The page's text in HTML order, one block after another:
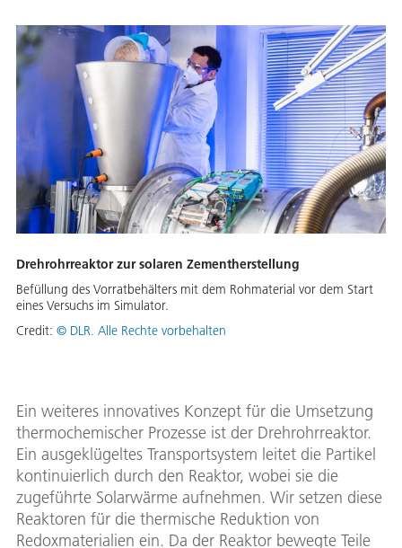
Drehrohrreaktor zur solaren Zementherstellung
Befüllung des Vorratbehälters mit dem Rohmaterial vor dem Start
eines Versuchs im Simulator.
Credit: © DLR. Alle Rechte vorbehalten
Ein weiteres innovatives Konzept für die Umsetzung
thermochemischer Prozesse ist der Drehrohrreaktor.
Ein ausgeklügeltes Transportsystem leitet die Partikel
kontinuierlich durch den Reaktor, wobei sie die
zugeführte Solarwärme aufnehmen. Wir setzen diese
Reaktoren für die thermische Reduktion von
Redoxmaterialien ein. Da der Reaktor bewegte Teile